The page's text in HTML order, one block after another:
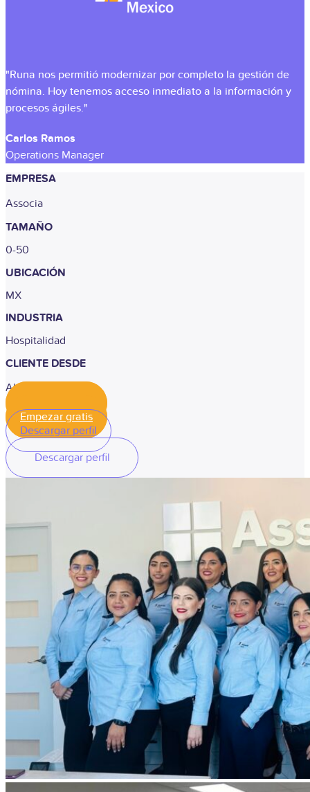
"Runa nos permitió modernizar por completo la gestión de
nómina. Hoy tenemos acceso inmediato a la información y
procesos ágiles."
Carlos Ramos
Operations Manager
EMPRESA
Associa
TAMAÑO
0-50
UBICACIÓN
MX
INDUSTRIA
Hospitalidad
CLIENTE DESDE
Abril, 2024
Empezar gratis
Descargar perfil
Descargar perfil